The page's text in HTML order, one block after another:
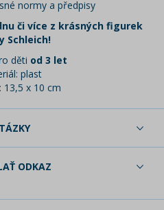
normy a předpisy
či více z krásných figurek
Schleich!
děti od 3 let
plast
13,5 x 10 cm
ODKAZ